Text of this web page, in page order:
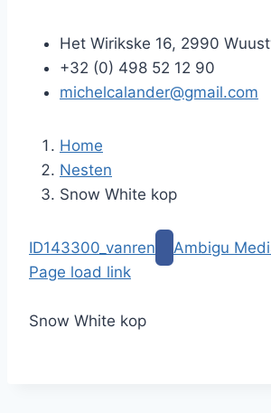
Het Wirikske 16, 2990
+32 (0) 498 52 12 90
michelcalander@gmail.com
Home
Nesten
Snow White kop
G
a
a
ID143300_vanren
Ambigu
Page load link
a
Snow White kop